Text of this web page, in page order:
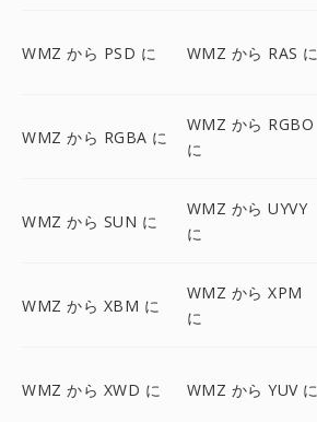
WMZ から PSD に WMZ から RAS に
WMZ から RGBA に
WMZ から RGBO
に
WMZ から SUN に
WMZ から UYVY
に
WMZ から XBM に
WMZ から XPM
に
WMZ から XWD に WMZ から YUV に